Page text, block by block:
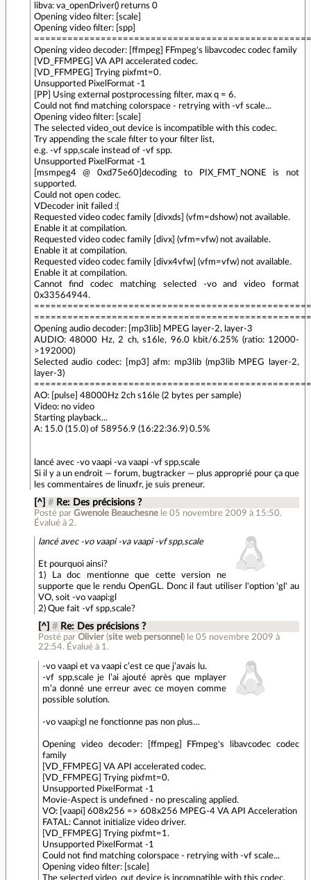
libva: va_openDriver() returns 0
Opening video filter: [scale]
Opening video filter: [spp]
Opening video decoder: [ffmpeg] FFmpeg's libavcodec codec family
[VD_FFMPEG] VA API accelerated codec.
[VD_FFMPEG] Trying pixfmt=0.
Unsupported PixelFormat -1
[PP] Using external postprocessing filter, max q = 6.
Could not find matching colorspace - retrying with -vf scale...
Opening video filter: [scale]
The selected video_out device is incompatible with this codec.
Try appending the scale filter to your filter list,
e.g. -vf spp,scale instead of -vf spp.
Unsupported PixelFormat -1
[msmpeg4 @ 0xd75e60]decoding to PIX_FMT_NONE is not
supported.
Could not open codec.
VDecoder init failed :(
Requested video codec family [divxds] (vfm=dshow) not available.
Enable it at compilation.
Requested video codec family [divx] (vfm=vfw) not available.
Enable it at compilation.
Requested video codec family [divx4vfw] (vfm=vfw) not available.
Enable it at compilation.
Cannot find codec matching selected -vo and video format
0x33564944.
Opening audio decoder: [mp3lib] MPEG layer-2, layer-3
AUDIO: 48000 Hz, 2 ch, s16le, 96.0 kbit/6.25% (ratio: 12000-
>192000)
Selected audio codec: [mp3] afm: mp3lib (mp3lib MPEG layer-2,
layer-3)
AO: [pulse] 48000Hz 2ch s16le (2 bytes per sample)
Video: no video
Starting playback...
A: 15.0 (15.0) of 58956.9 (16:22:36.9) 0.5%
lancé avec -vo vaapi -va vaapi -vf spp,scale
Si il y a un endroit — forum, bugtracker — plus approprié pour ça que
les commentaires de linuxfr, je suis preneur.
[^] # Re: Des précisions ?
Posté par Gwenole Beauchesne le 05 novembre 2009 à 15:50.
Évalué à 2.
lancé avec -vo vaapi -va vaapi -vf spp,scale
Et pourquoi ainsi?
1) La doc mentionne que cette version ne
supporte que le rendu OpenGL. Donc il faut utiliser l'option 'gl' au
VO, soit -vo vaapi:gl
2) Que fait -vf spp,scale?
[^] # Re: Des précisions ?
Posté parOlivier (site web personnel ) le 05 novembre 2009 à
22:54. Évalué à 1 .
-vo vaapi et va vaapi c’est ce que j’avais lu.
-vf spp,scale je l’ai ajouté après que mplayer
m’a donné une erreur avec ce moyen comme
possible solution.
-vo vaapi:gl ne fonctionne pas non plus…
Opening video decoder: [ffmpeg] FFmpeg's libavcodec codec
family
[VD_FFMPEG] VA API accelerated codec.
[VD_FFMPEG] Trying pixfmt=0.
Unsupported PixelFormat -1
Movie-Aspect is undefined - no prescaling applied.
VO: [vaapi] 608x256 => 608x256 MPEG-4 VA API Acceleration
FATAL: Cannot initialize video driver.
[VD_FFMPEG] Trying pixfmt=1.
Unsupported PixelFormat -1
Could not find matching colorspace - retrying with -vf scale...
Opening video filter: [scale]
The selected video_out device is incompatible with this codec.